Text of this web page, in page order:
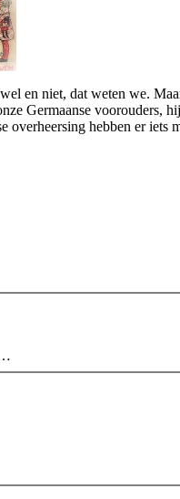
en niet, dat weten we.
Germaanse
hebben er
…